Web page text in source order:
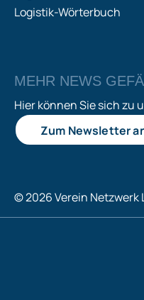
Logistik-Wörterbuch
MEHR NEWS
Hier können Sie sich zu
Zum Newsletter
© 2026 Verein Netzwerk